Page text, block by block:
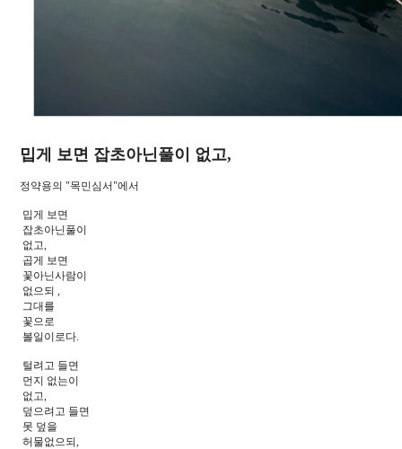
밉게 보면 잡초아닌풀이 없고,
정약용의 "목민심서"에서
밉게 보면
잡초아닌풀이
없고,
곱게 보면
꽃아닌사람이
없으되 ,
그대를
꽃으로
볼일이로다.
털려고 들면
먼지 없는이
없고,
덮으려고 들면
못 덮을
허물없으되,